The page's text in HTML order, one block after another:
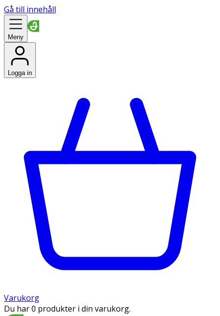
Gå till innehåll
Meny
Logga in
Varukorg
Du har 0 produkter i din varukorg.